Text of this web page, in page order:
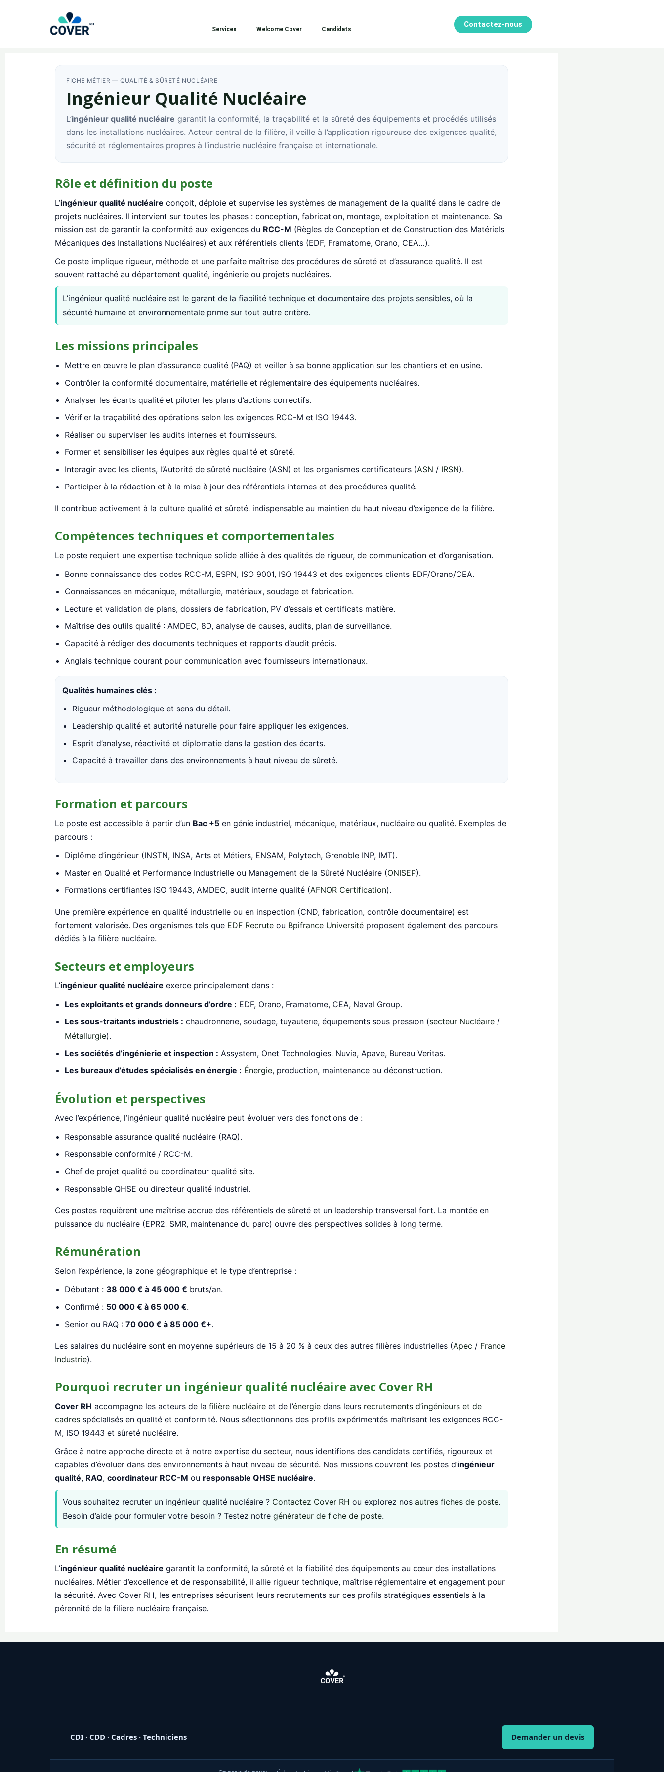
Services Welcome Cover Candidats
Contactez-nous
FICHE MÉTIER — QUALITÉ & SÛRETÉ NUCLÉAIRE
Ingénieur Qualité Nucléaire
L’ingénieur qualité nucléaire garantit la conformité, la traçabilité et la sûreté des équipements et procédés utilisés
dans les installations nucléaires. Acteur central de la filière, il veille à l’application rigoureuse des exigences qualité,
sécurité et réglementaires propres à l’industrie nucléaire française et internationale.
Rôle et définition du poste
L’ingénieur qualité nucléaire conçoit, déploie et supervise les systèmes de management de la qualité dans le cadre de
projets nucléaires. Il intervient sur toutes les phases : conception, fabrication, montage, exploitation et maintenance. Sa
mission est de garantir la conformité aux exigences du RCC-M (Règles de Conception et de Construction des Matériels
Mécaniques des Installations Nucléaires) et aux référentiels clients (EDF, Framatome, Orano, CEA…).
Ce poste implique rigueur, méthode et une parfaite maîtrise des procédures de sûreté et d’assurance qualité. Il est
souvent rattaché au département qualité, ingénierie ou projets nucléaires.
L’ingénieur qualité nucléaire est le garant de la fiabilité technique et documentaire des projets sensibles, où la
sécurité humaine et environnementale prime sur tout autre critère.
Les missions principales
Mettre en œuvre le plan d’assurance qualité (PAQ) et veiller à sa bonne application sur les chantiers et en usine.
Contrôler la conformité documentaire, matérielle et réglementaire des équipements nucléaires.
Analyser les écarts qualité et piloter les plans d’actions correctifs.
Vérifier la traçabilité des opérations selon les exigences RCC-M et ISO 19443.
Réaliser ou superviser les audits internes et fournisseurs.
Former et sensibiliser les équipes aux règles qualité et sûreté.
Interagir avec les clients, l’Autorité de sûreté nucléaire (ASN) et les organismes certificateurs (ASN / IRSN).
Participer à la rédaction et à la mise à jour des référentiels internes et des procédures qualité.
Il contribue activement à la culture qualité et sûreté, indispensable au maintien du haut niveau d’exigence de la filière.
Compétences techniques et comportementales
Le poste requiert une expertise technique solide alliée à des qualités de rigueur, de communication et d’organisation.
Bonne connaissance des codes RCC-M, ESPN, ISO 9001, ISO 19443 et des exigences clients EDF/Orano/CEA.
Connaissances en mécanique, métallurgie, matériaux, soudage et fabrication.
Lecture et validation de plans, dossiers de fabrication, PV d’essais et certificats matière.
Maîtrise des outils qualité : AMDEC, 8D, analyse de causes, audits, plan de surveillance.
Capacité à rédiger des documents techniques et rapports d’audit précis.
Anglais technique courant pour communication avec fournisseurs internationaux.
Qualités humaines clés :
Rigueur méthodologique et sens du détail.
Leadership qualité et autorité naturelle pour faire appliquer les exigences.
Esprit d’analyse, réactivité et diplomatie dans la gestion des écarts.
Capacité à travailler dans des environnements à haut niveau de sûreté.
Formation et parcours
Le poste est accessible à partir d’un Bac +5 en génie industriel, mécanique, matériaux, nucléaire ou qualité. Exemples de
parcours :
Diplôme d’ingénieur (INSTN, INSA, Arts et Métiers, ENSAM, Polytech, Grenoble INP, IMT).
Master en Qualité et Performance Industrielle ou Management de la Sûreté Nucléaire (ONISEP).
Formations certifiantes ISO 19443, AMDEC, audit interne qualité (AFNOR Certification).
Une première expérience en qualité industrielle ou en inspection (CND, fabrication, contrôle documentaire) est
fortement valorisée. Des organismes tels que EDF Recrute ou Bpifrance Université proposent également des parcours
dédiés à la filière nucléaire.
Secteurs et employeurs
L’ingénieur qualité nucléaire exerce principalement dans :
Les exploitants et grands donneurs d’ordre : EDF, Orano, Framatome, CEA, Naval Group.
Les sous-traitants industriels : chaudronnerie, soudage, tuyauterie, équipements sous pression (secteur Nucléaire /
Métallurgie).
Les sociétés d’ingénierie et inspection : Assystem, Onet Technologies, Nuvia, Apave, Bureau Veritas.
Les bureaux d’études spécialisés en énergie : Énergie, production, maintenance ou déconstruction.
Évolution et perspectives
Avec l’expérience, l’ingénieur qualité nucléaire peut évoluer vers des fonctions de :
Responsable assurance qualité nucléaire (RAQ).
Responsable conformité / RCC-M.
Chef de projet qualité ou coordinateur qualité site.
Responsable QHSE ou directeur qualité industriel.
Ces postes requièrent une maîtrise accrue des référentiels de sûreté et un leadership transversal fort. La montée en
puissance du nucléaire (EPR2, SMR, maintenance du parc) ouvre des perspectives solides à long terme.
Rémunération
Selon l’expérience, la zone géographique et le type d’entreprise :
Débutant : 38 000 € à 45 000 € bruts/an.
Confirmé : 50 000 € à 65 000 €.
Senior ou RAQ : 70 000 € à 85 000 €+.
Les salaires du nucléaire sont en moyenne supérieurs de 15 à 20 % à ceux des autres filières industrielles (Apec / France
Industrie).
Pourquoi recruter un ingénieur qualité nucléaire avec Cover RH
Cover RH accompagne les acteurs de la filière nucléaire et de l’énergie dans leurs recrutements d’ingénieurs et de
cadres spécialisés en qualité et conformité. Nous sélectionnons des profils expérimentés maîtrisant les exigences RCC-
M, ISO 19443 et sûreté nucléaire.
Grâce à notre approche directe et à notre expertise du secteur, nous identifions des candidats certifiés, rigoureux et
capables d’évoluer dans des environnements à haut niveau de sécurité. Nos missions couvrent les postes d’ingénieur
qualité, RAQ, coordinateur RCC-M ou responsable QHSE nucléaire.
Vous souhaitez recruter un ingénieur qualité nucléaire ? Contactez Cover RH ou explorez nos autres fiches de poste.
Besoin d’aide pour formuler votre besoin ? Testez notre générateur de fiche de poste.
En résumé
L’ingénieur qualité nucléaire garantit la conformité, la sûreté et la fiabilité des équipements au cœur des installations
nucléaires. Métier d’excellence et de responsabilité, il allie rigueur technique, maîtrise réglementaire et engagement pour
la sécurité. Avec Cover RH, les entreprises sécurisent leurs recrutements sur ces profils stratégiques essentiels à la
pérennité de la filière nucléaire française.
CDI · CDD · Cadres · Techniciens Demander un devis